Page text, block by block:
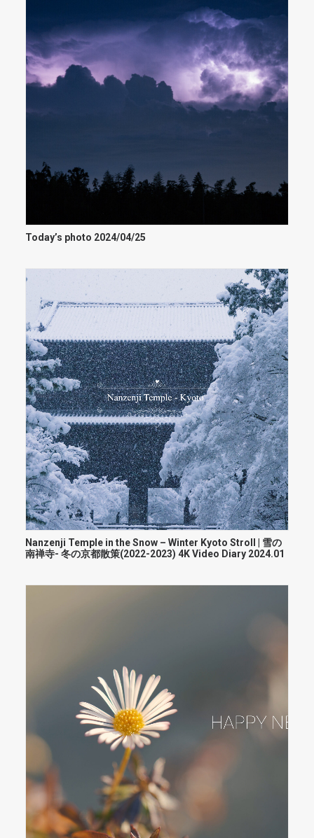
Today’s photo 2024/04/25
Nanzenji Temple in the Snow – Winter Kyoto Stroll | 雪の
南禅寺- 冬の京都散策(2022-2023) 4K Video Diary 2024.01